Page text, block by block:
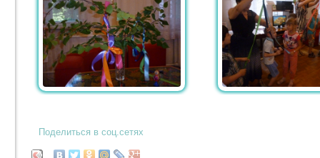
Поделиться в соц.сетях